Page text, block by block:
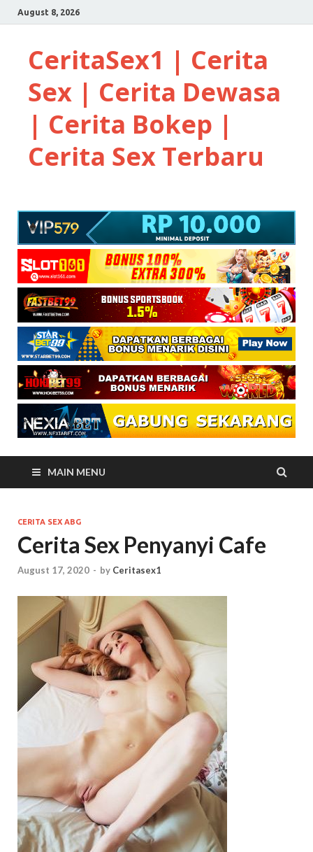
August 8, 2026
CeritaSex1 | Cerita
Sex | Cerita Dewasa
| Cerita Bokep |
Cerita Sex Terbaru
MAIN MENU
CERITA SEX ABG
Cerita Sex Penyanyi Cafe
August 17, 2020 - by Ceritasex1